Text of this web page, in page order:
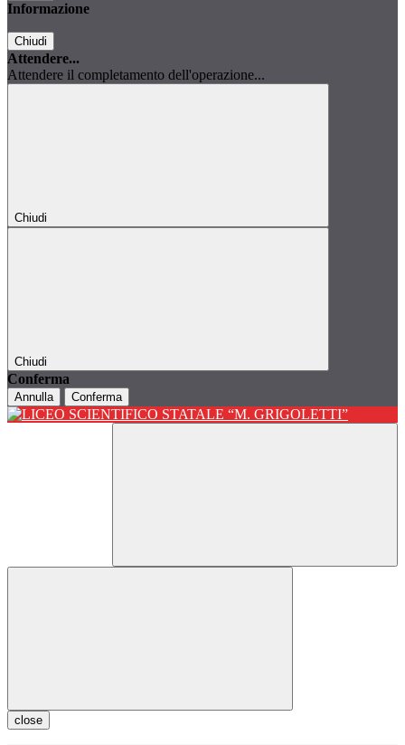
Informazione
Chiudi
Attendere...
Attendere il completamento dell'operazione...
Chiudi
Chiudi
Conferma
Annulla Conferma
close